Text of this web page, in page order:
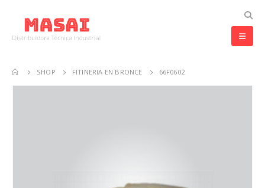
SHOP FITINERIA EN BRONCE 66F0602